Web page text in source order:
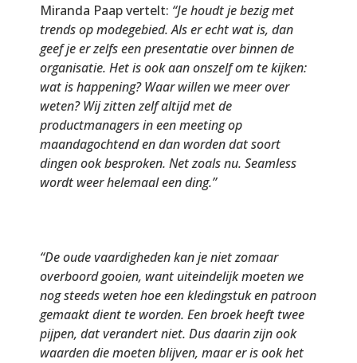
Miranda Paap vertelt: “Je houdt je bezig met
trends op modegebied. Als er echt wat is, dan
geef je er zelfs een presentatie over binnen de
organisatie. Het is ook aan onszelf om te kijken:
wat is happening? Waar willen we meer over
weten? Wij zitten zelf altijd met de
productmanagers in een meeting op
maandagochtend en dan worden dat soort
dingen ook besproken. Net zoals nu. Seamless
wordt weer helemaal een ding.”
“De oude vaardigheden kan je niet zomaar
overboord gooien, want uiteindelijk moeten we
nog steeds weten hoe een kledingstuk en patroon
gemaakt dient te worden. Een broek heeft twee
pijpen, dat verandert niet. Dus daarin zijn ook
waarden die moeten blijven, maar er is ook het